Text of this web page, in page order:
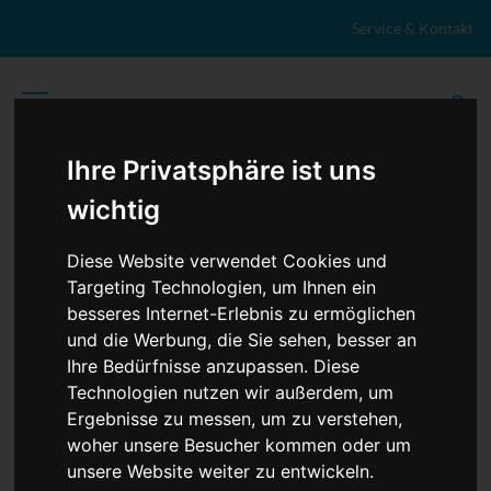
Ihre Privatsphäre ist uns
wichtig
Diese Website verwendet Cookies und
Targeting Technologien, um Ihnen ein
besseres Internet-Erlebnis zu ermöglichen
und die Werbung, die Sie sehen, besser an
Ihre Bedürfnisse anzupassen. Diese
Technologien nutzen wir außerdem, um
Ergebnisse zu messen, um zu verstehen,
woher unsere Besucher kommen oder um
unsere Website weiter zu entwickeln.
Service & Kontakt
TopNews Politik Sport Wirtschaft
Firmennews
Gesellschaft
Gesundheit Wissenschaft
Umwelt
Kultur
Veranstaltungen Lokales
Marktplatz
Stellenangebote